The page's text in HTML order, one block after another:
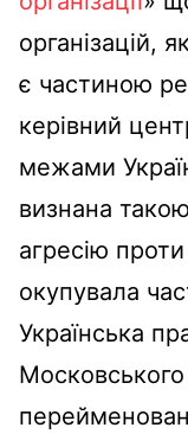
організацій,
є частиною
керівний
межами
визнана
агресію
окупувала
Українська